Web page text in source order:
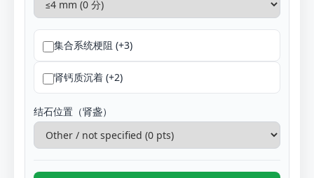
集合系统梗阻 (+3)
肾钙质沉着 (+2)
结石位置（肾盏）